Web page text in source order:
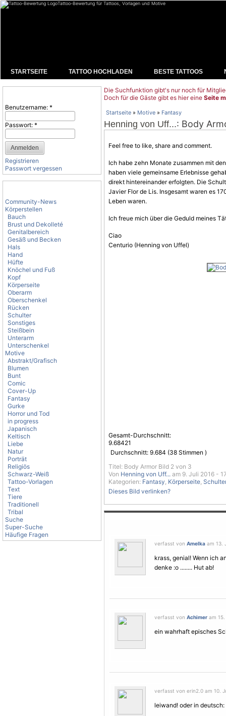
Tattoo-Bewertung für Tattoos, Vorlagen und Motive
STARTSEITE TATTOO HOCHLADEN BESTE TATTOOS
Benutzername: *
Passwort: *
Registrieren
Passwort vergessen
Community-News
Körperstellen
Bauch
Brust und Dekolleté
Genitalbereich
Gesäß und Becken
Hals
Hand
Hüfte
Knöchel und Fuß
Kopf
Körperseite
Oberarm
Oberschenkel
Rücken
Schulter
Sonstiges
Steißbein
Unterarm
Unterschenkel
Motive
Abstrakt/Grafisch
Blumen
Bunt
Comic
Cover-Up
Fantasy
Gurke
Horror und Tod
in progress
Japanisch
Keltisch
Liebe
Natur
Porträt
Religiös
Schwarz-Weiß
Tattoo-Vorlagen
Text
Tiere
Traditionell
Tribal
Suche
Super-Suche
Häufige Fragen
Die Suchfunktion gibt's nur noch für
Doch für die Gäste gibt es hier eine Seite
Startseite » Motive » Fantasy
Henning von Uff...: Body
Feel free to like, share and comment.
Ich habe zehn Monate zusammen mit
haben viele gemeinsame Erlebnisse
direkt hintereinander erfolgten. Die
Javier Flor de Lis. Insgesamt waren es
Leben waren.
Ich freue mich über die Geduld meines
Ciao
Centurio (Henning von Uffel)
Gesamt-Durchschnitt:
9.68421
Durchschnitt: 9.684 (38 Stimmen )
Titel: Body Armor Bild 2 von 3
Von Henning von Uff... am 9. Juli 2016 -
Kategorien: Fantasy, Körperseite,
Dieses Bild verlinken?
verfasst von Amelka am 13.
krass, genial! Wenn ich
denke :o ........ Hut ab!
verfasst von Achimer am
ein wahrhaft episches
verfasst von erin2.0 am 10.
leiwand! oder in